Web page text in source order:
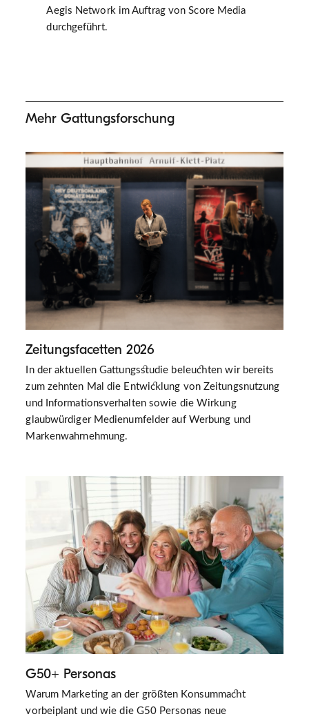
Aegis Network im Auftrag von Score Media
durchgeführt.
Mehr Gattungsforschung
Zeitungsfacetten 2026
In der aktuellen Gattungsstudie beleuchten wir bereits
zum zehnten Mal die Entwicklung von Zeitungsnutzung
und Informationsverhalten sowie die Wirkung
glaubwürdiger Medienumfelder auf Werbung und
Markenwahrnehmung.
G50+ Personas
Warum Marketing an der größten Konsummacht
vorbeiplant und wie die G50 Personas neue